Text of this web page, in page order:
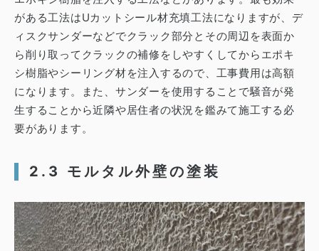
がある工法はUカットシール材充填工法になりますが、デ
ィスクサンダーなどでクラック部分とその周辺を表面か
ら削り取ってクラックの補修をしやすくしてからエポキ
シ樹脂やシーリング材を注入するので、工事費用は高額
になります。
また、サンダーを使用することで騒音が発
生することから近隣や居住者の状況を鑑みて施工する必
要があります。
2.3 モルタル外壁の塗装